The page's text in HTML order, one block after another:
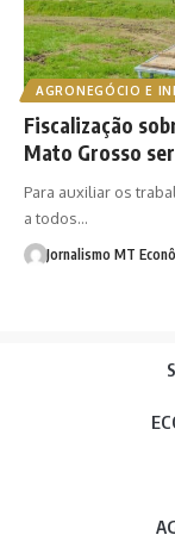
AGRONEGÓCIO E
Fiscalização
Mato Grosso
Para auxiliar os
a todos…
Jornalismo MT